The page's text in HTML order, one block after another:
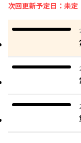
次回更新予定日：未定